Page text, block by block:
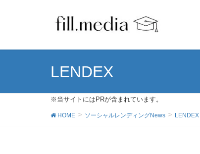
LENDEX
※当サイトにはPRが含まれています。
HOME ソーシャルレンディングNews LENDEX